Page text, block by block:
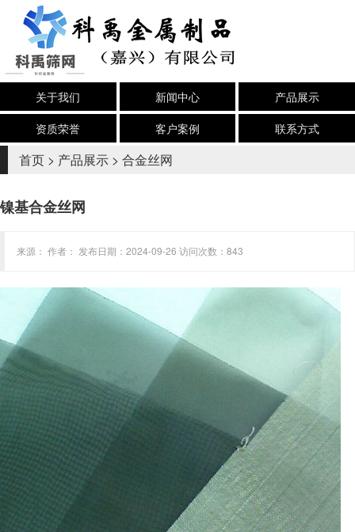
关于我们 新闻中心
产品展示
资质荣誉
客户案例 联系方式
首页 > 产品展示 > 合金丝网
镍基合金丝网
来源： 作者： 发布日期：2024-09-26 访问次数：843